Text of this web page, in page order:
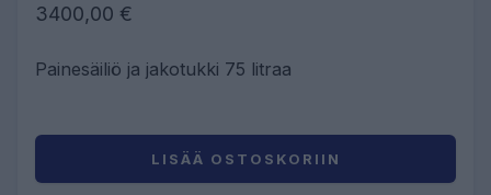
3400,00 €
Painesäiliö ja jakotukki 75 litraa
LISÄÄ OSTOSKORIIN